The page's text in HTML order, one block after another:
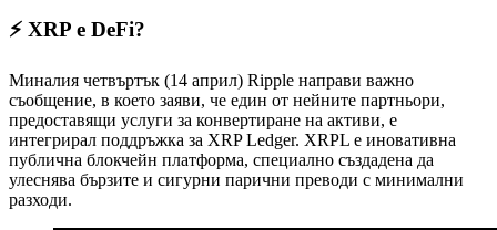
⚡️ XRP е DeFi?
Миналия четвъртък (14 април) Ripple направи важно
съобщение, в което заяви, че един от нейните партньори,
предоставящи услуги за конвертиране на активи, е
интегрирал поддръжка за XRP Ledger. XRPL е иновативна
публична блокчейн платформа, специално създадена да
улеснява бързите и сигурни парични преводи с минимални
разходи.